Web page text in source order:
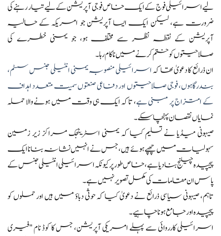
لیے اسرائیلی فوج کے ایک خاص فوجی آپریشن کے لیے تیار رہنے کی
ضرورت ہے، لیکن ایک ایسا آپریشن جو امریکہ کے حالیہ
آپریشن کے نقطہ نظر سے مختلف ہو، جو یمنی خطرے کی
صلاحیتوں کو ختم کرنے میں ناکام رہا۔
ان ذرائع کا دعویٰ تھا کہاسرائیلی منصوبہ یمنی انٹیلی جنس سسٹم،
بندرگاہوں، فوجی صلاحیتوں اور دفاعی صنعتوں سمیت متعدد اہداف
کے امتزاج پر مبنی ہے، تاکہ ایک ہی وقت میں ہونے والا حملہ
نمایاں نقصان پہنچا سکے۔
صیہونی میڈیا نے تسلیم کیا کہ یمنی اسٹریٹجک مراکز زیر زمین
سہولیات میں چھپے ہوئے ہیں، جس نے انہیں نشانہ بنانا ایک
پیچیدہ چیلنج بنا دیا ہے، خاص طور پر کیونکہ اسرائیلی انٹیلی جنس کے
پاس ان مقامات کی مکمل تصویر نہیں ہے۔
تاہم، صیہونی سیاسی ذرائع نے دعویٰ کیا کہ حوثی دباؤ میں ہیں اور حملوں کو
پیچیدہ اور جامع ہونا چاہیے۔
اسرائیلی کارروائی سے پہلے امریکی آپریشن، جس کا کوڈ نام "فیری